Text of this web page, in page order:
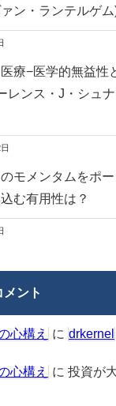
ン・ランテルゲ
療−医学的無益性
レンス・J・シュ
モメンタムをポー
む有用性は？
ント
心構え に drkernel
心構え に 投資が